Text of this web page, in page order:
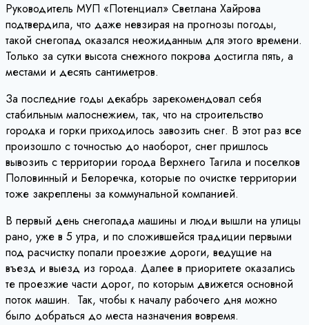
Руководитель МУП «Потенциал» Светлана Хайрова
подтвердила, что даже невзирая на прогнозы погоды,
такой снегопад оказался неожиданным для этого времени.
Только за сутки высота снежного покрова достигла пять, а
местами и десять сантиметров.
За последние годы декабрь зарекомендовал себя
стабильным малоснежием, так, что на строительство
городка и горки приходилось завозить снег. В этот раз все
произошло с точностью до наоборот, снег пришлось
вывозить с территории города Верхнего Тагила и поселков
Половинный и Белоречка, которые по очистке территории
тоже закреплены за коммунальной компанией.
В первый день снегопада машины и люди вышли на улицы
рано, уже в 5 утра, и по сложившейся традиции первыми
под расчистку попали проезжие дороги, ведущие на
въезд и выезд из города. Далее в приоритете оказались
те проезжие части дорог, по которым движется основной
поток машин. Так, чтобы к началу рабочего дня можно
было добраться до места назначения вовремя.